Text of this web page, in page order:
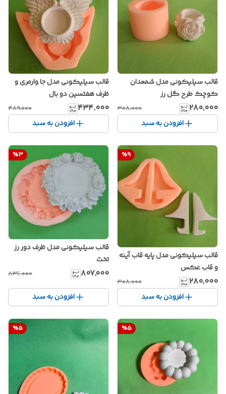
قالب سیلیکونی مدل شمعدان
کوچک طرح گل رز
۲۸۰٬۰۰۰ ۳۰۸٬۰۰۰
افزودن به سبد
قالب سیلیکونی مدل جا وارمری و
ظرف هفتسین دو بال
۴۳۴٬۰۰۰ ۴۸۹٬۰۰۰
افزودن به سبد
%9
قالب سیلیکونی مدل پایه قاب آینه
و قاب عکس
۲۸۰٬۰۰۰ ۳۰۸٬۰۰۰
افزودن به سبد
%3
قالب سیلیکونی مدل ظرف دور رز
تخت
۸۰۷٬۰۰۰ ۸۳۶٬۰۰۰
افزودن به سبد
%5
%5